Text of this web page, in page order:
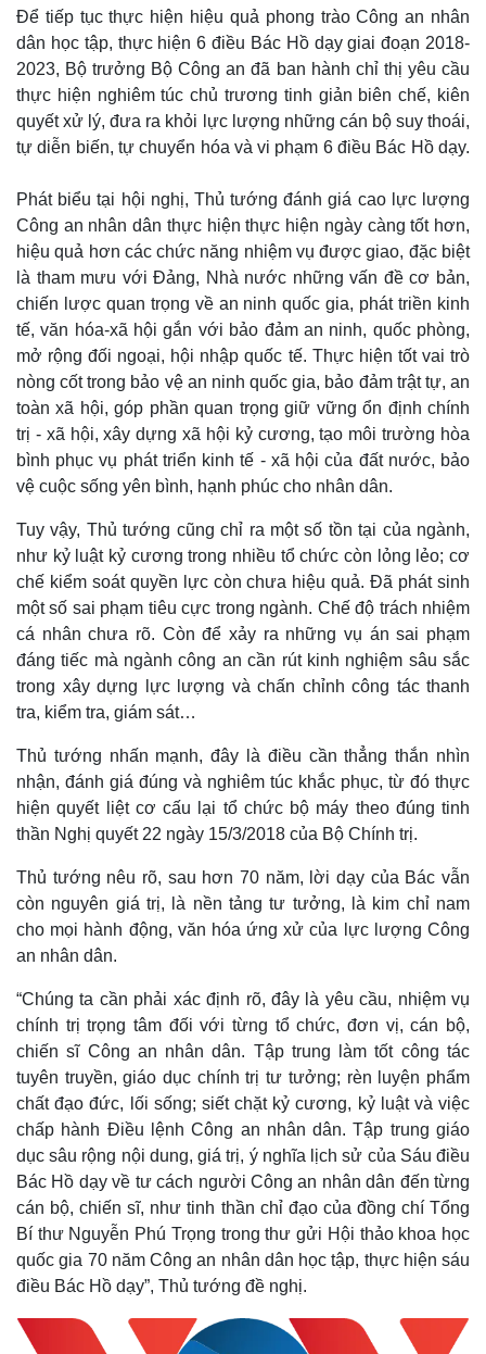
Kinh tế
Bất động sản
Khởi nghiệp
Thị trường
Giá vàng
Tiêu dùng
Tỷ giá
Chứng khoán
Giá cà phê
Để tiếp tục thực hiện hiệu quả phong trào Công an nhân
dân học tập, thực hiện 6 điều Bác Hồ dạy giai đoạn 2018-
2023, Bộ trưởng Bộ Công an đã ban hành chỉ thị yêu cầu
thực hiện nghiêm túc chủ trương tinh giản biên chế, kiên
quyết xử lý, đưa ra khỏi lực lượng những cán bộ suy thoái,
tự diễn biến, tự chuyển hóa và vi phạm 6 điều Bác Hồ dạy.
Phát biểu tại hội nghị, Thủ tướng đánh giá cao lực lượng
Công an nhân dân thực hiện thực hiện ngày càng tốt hơn,
hiệu quả hơn các chức năng nhiệm vụ được giao, đặc biệt
là tham mưu với Đảng, Nhà nước những vấn đề cơ bản,
chiến lược quan trọng về an ninh quốc gia, phát triền kinh
tế, văn hóa-xã hội gắn với bảo đảm an ninh, quốc phòng,
mở rộng đối ngoại, hội nhập quốc tế. Thực hiện tốt vai trò
nòng cốt trong bảo vệ an ninh quốc gia, bảo đảm trật tự, an
toàn xã hội, góp phần quan trọng giữ vững ổn định chính
trị - xã hội, xây dựng xã hội kỷ cương, tạo môi trường hòa
bình phục vụ phát triển kinh tế - xã hội của đất nước, bảo
vệ cuộc sống yên bình, hạnh phúc cho nhân dân.
Tuy vậy, Thủ tướng cũng chỉ ra một số tồn tại của ngành,
như kỷ luật kỷ cương trong nhiều tổ chức còn lỏng lẻo; cơ
chế kiểm soát quyền lực còn chưa hiệu quả. Đã phát sinh
một số sai phạm tiêu cực trong ngành. Chế độ trách nhiệm
cá nhân chưa rõ. Còn để xảy ra những vụ án sai phạm
đáng tiếc mà ngành công an cần rút kinh nghiệm sâu sắc
trong xây dựng lực lượng và chấn chỉnh công tác thanh
tra, kiểm tra, giám sát…
Thủ tướng nhấn mạnh, đây là điều cần thẳng thắn nhìn
nhận, đánh giá đúng và nghiêm túc khắc phục, từ đó thực
hiện quyết liệt cơ cấu lại tổ chức bộ máy theo đúng tinh
thần Nghị quyết 22 ngày 15/3/2018 của Bộ Chính trị.
Thủ tướng nêu rõ, sau hơn 70 năm, lời dạy của Bác vẫn
còn nguyên giá trị, là nền tảng tư tưởng, là kim chỉ nam
cho mọi hành động, văn hóa ứng xử của lực lượng Công
an nhân dân.
“Chúng ta cần phải xác định rõ, đây là yêu cầu, nhiệm vụ
chính trị trọng tâm đối với từng tổ chức, đơn vị, cán bộ,
chiến sĩ Công an nhân dân. Tập trung làm tốt công tác
tuyên truyền, giáo dục chính trị tư tưởng; rèn luyện phẩm
chất đạo đức, lối sống; siết chặt kỷ cương, kỷ luật và việc
chấp hành Điều lệnh Công an nhân dân. Tập trung giáo
dục sâu rộng nội dung, giá trị, ý nghĩa lịch sử của Sáu điều
Bác Hồ dạy về tư cách người Công an nhân dân đến từng
cán bộ, chiến sĩ, như tinh thần chỉ đạo của đồng chí Tổng
Bí thư Nguyễn Phú Trọng trong thư gửi Hội thảo khoa học
quốc gia 70 năm Công an nhân dân học tập, thực hiện sáu
điều Bác Hồ dạy”, Thủ tướng đề nghị.